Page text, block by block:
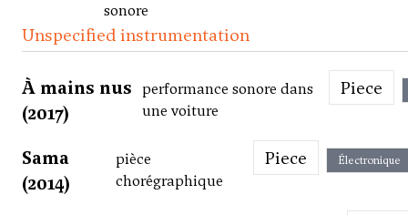
sonore
Unspecified instrumentation
À mains nus
(2017)
performance sonore dans
une voiture
Piece
Sama
(2014)
pièce
chorégraphique
Piece Électronique